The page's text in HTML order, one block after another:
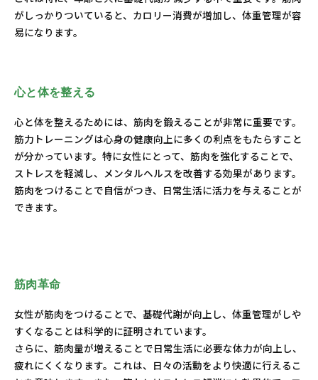
がしっかりついていると、カロリー消費が増加し、体重管理が容
易になります。
心と体を整える
心と体を整えるためには、筋肉を鍛えることが非常に重要です。
筋力トレーニングは心身の健康向上に多くの利点をもたらすこと
が分かっています。特に女性にとって、筋肉を強化することで、
ストレスを軽減し、メンタルヘルスを改善する効果があります。
筋肉をつけることで自信がつき、日常生活に活力を与えることが
できます。
筋肉革命
女性が筋肉をつけることで、基礎代謝が向上し、体重管理がしや
すくなることは科学的に証明されています。
さらに、筋肉量が増えることで日常生活に必要な体力が向上し、
疲れにくくなります。これは、日々の活動をより快適に行えるこ